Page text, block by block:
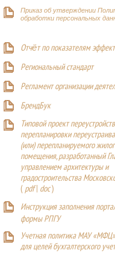
Приказ об утверждении
обработки персональных
Отчёт по показателям
Региональный стандарт
Регламент организации
БрендБук
Типовой проект
перепланировки
(или) перепланируемого
помещения, разработанный
управлением архитектуры и
градостроительства
(pdf| doc)
Инструкция заполнения
формы РПГУ
Учетная политика МАУ
для целей бухгалтерского